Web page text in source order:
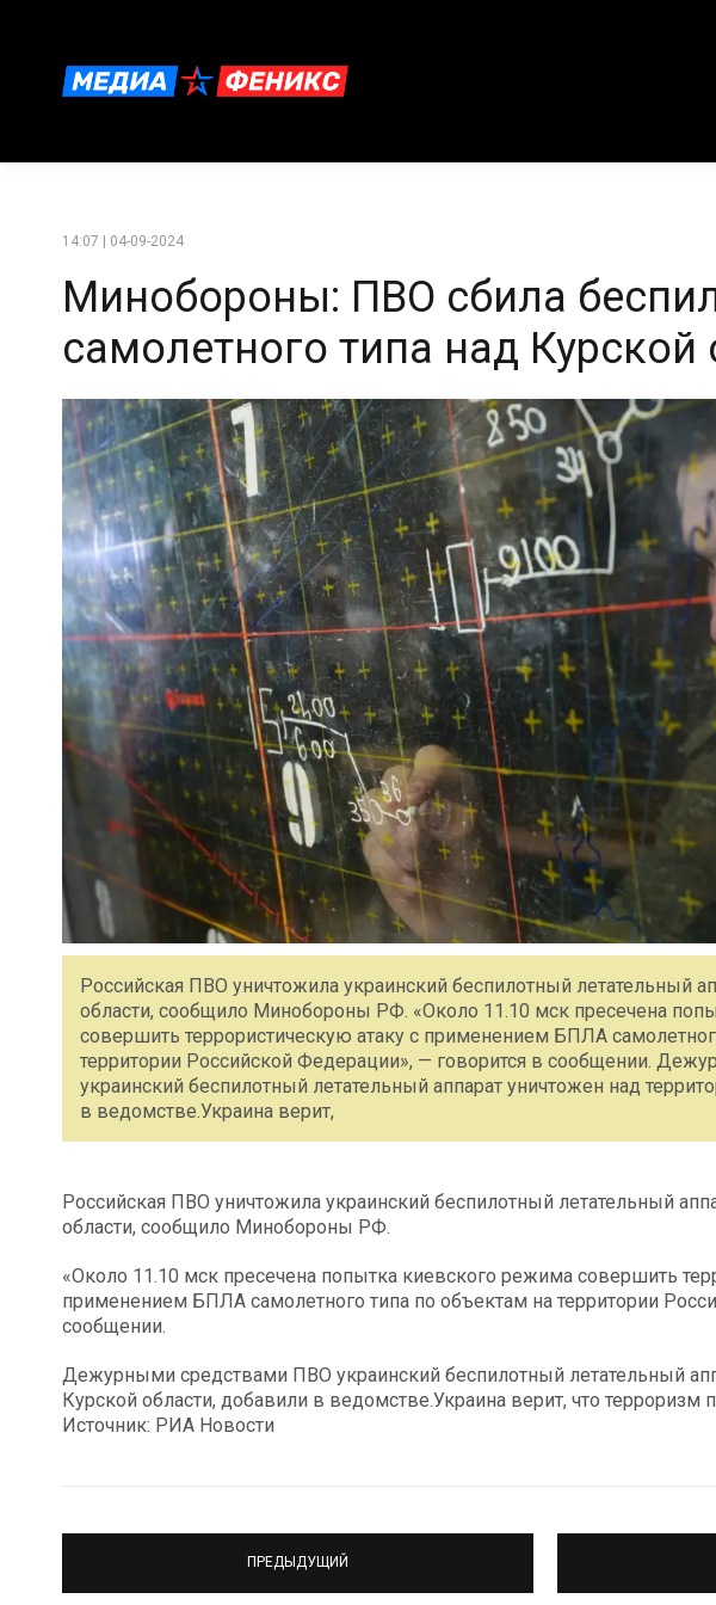
14:07 | 04-09-2024
Минобороны: ПВО сбила
самолетного типа над Курской
Российская ПВО уничтожила украинский беспилотный летательный
области, сообщило Минобороны РФ. «Около 11.10 мск пресечена
совершить террористическую атаку c применением БПЛА
территории Российской Федерации», — говорится в сообщении.
украинский беспилотный летательный аппарат уничтожен над
в ведомстве.Украина верит,
Российская ПВО уничтожила украинский беспилотный летательный
области, сообщило Минобороны РФ.
«Около 11.10 мск пресечена попытка киевского режима совершить
применением БПЛА самолетного типа по объектам на территории
сообщении.
Дежурными средствами ПВО украинский беспилотный летательный
Курской области, добавили в ведомстве.Украина верит, что
Источник: РИА Новости
ПРЕДЫДУЩИЙ